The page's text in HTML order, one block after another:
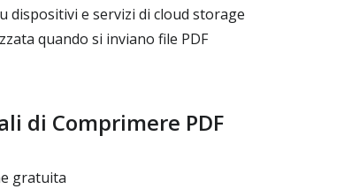
dispositivi e servizi di cloud storage
quando si inviano file PDF
di Comprimere PDF
gratuita